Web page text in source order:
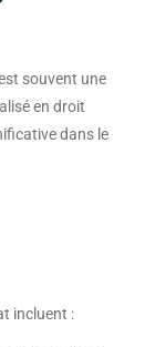
souvent une
en droit
dans le
incluent :